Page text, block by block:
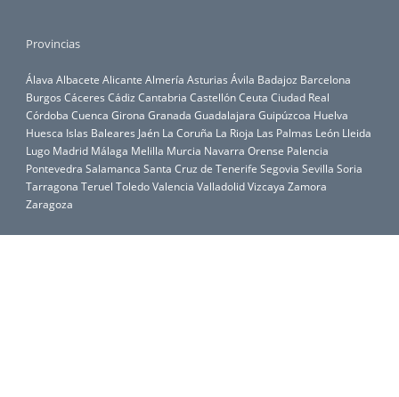
Provincias
Álava Albacete Alicante Almería Asturias Ávila Badajoz Barcelona
Burgos Cáceres Cádiz Cantabria CastellónCeuta Ciudad Real
Córdoba Cuenca Girona Granada Guadalajara Guipúzcoa Huelva
Huesca Islas Baleares Jaén La Coruña La Rioja Las Palmas León Lleida
Lugo Madrid Málaga Melilla Murcia Navarra Orense Palencia
Pontevedra Salamanca Santa Cruz de Tenerife Segovia Sevilla Soria
Tarragona Teruel ToledoValencia ValladolidVizcaya Zamora
Zaragoza